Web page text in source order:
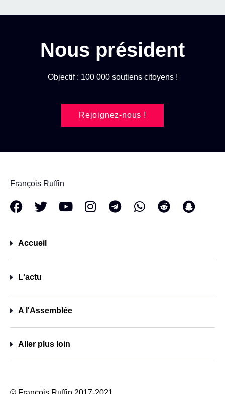
Nous président
Objectif : 100 000 soutiens citoyens !
Rejoignez-nous !
François Ruffin
Accueil
L'actu
A l'Assemblée
Aller plus loin